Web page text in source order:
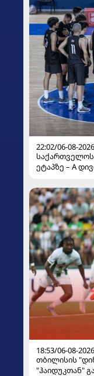
22:02/06-08-2026
საქართველოს
ეტაპზე – A
18:53/06-08-2026
თბილისის
"ჰაიდუკთან"